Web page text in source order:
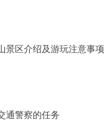
景区介绍及游玩注意事项
通警察的任务